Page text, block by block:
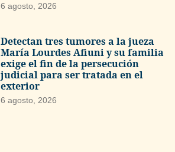
6 agosto, 2026
Detectan tres tumores a la jueza
María Lourdes Afiuni y su familia
exige el fin de la persecución
judicial para ser tratada en el
exterior
6 agosto, 2026